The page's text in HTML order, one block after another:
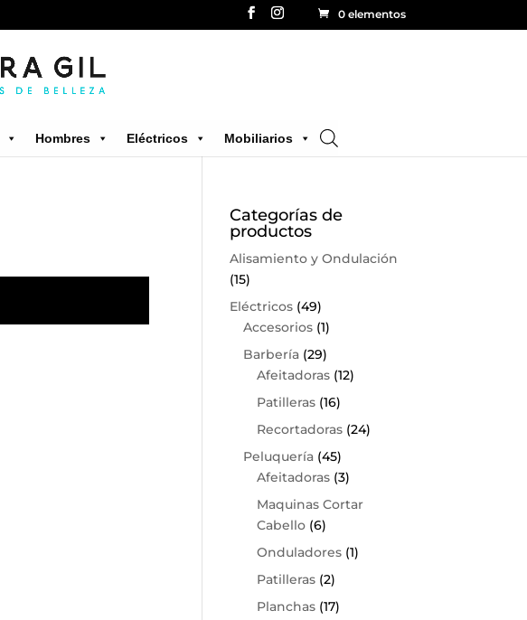
0 elementos
Hombres Eléctricos Mobiliarios
Categorías de
productos
Alisamiento y Ondulación
(15)
Eléctricos (49)
Accesorios (1)
Barbería (29)
Afeitadoras (12)
Patilleras (16)
Recortadoras (24)
Peluquería (45)
Afeitadoras (3)
Maquinas Cortar
Cabello (6)
Onduladores (1)
Patilleras (2)
Planchas (17)